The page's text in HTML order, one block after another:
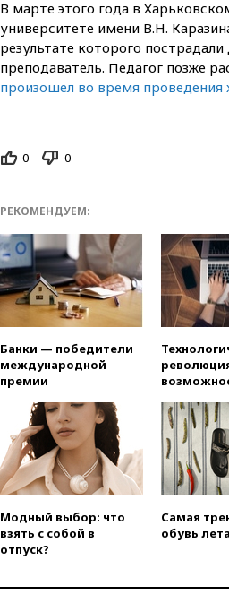
В марте этого года в
университете имени В.Н.
результате которого
преподаватель. Педагог позже
произошел во время проведения
0 0
РЕКОМЕНДУЕМ:
Банки — победители
международной
премии
Модный выбор: что
взять с собой в
отпуск?
Самая
обувь